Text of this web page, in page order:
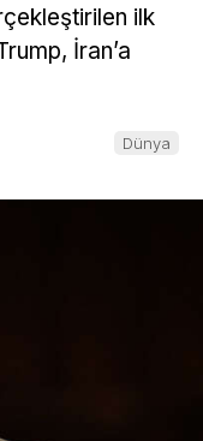
ilk
İran’a
Dünya